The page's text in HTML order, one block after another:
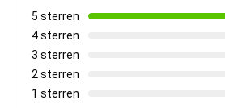
5 sterren
4 sterren
3 sterren
2 sterren
1 sterren